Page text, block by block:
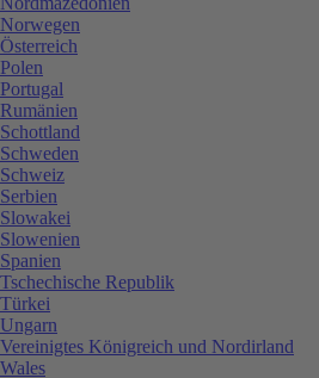
Norwegen
Österreich
Polen
Portugal
Rumänien
Schottland
Schweden
Schweiz
Serbien
Slowakei
Slowenien
Spanien
Tschechische Republik
Türkei
Ungarn
Vereinigtes Königreich und Nordirland
Wales